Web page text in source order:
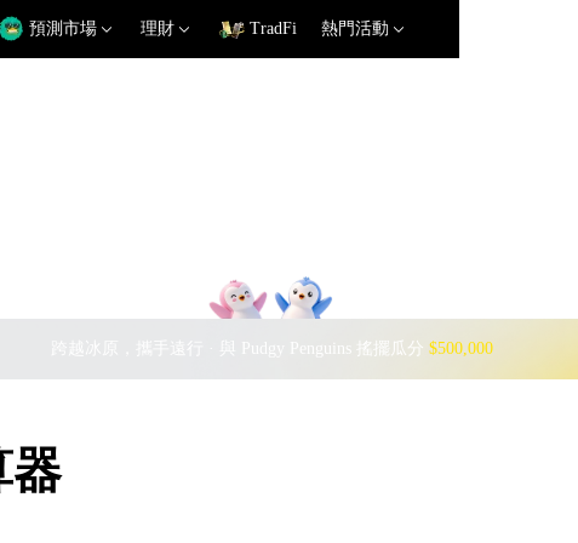
預測市場 理財 TradFi 熱門活動
跨越冰原，攜手遠行 · 與 Pudgy Penguins 搖擺瓜分 $500,000
器